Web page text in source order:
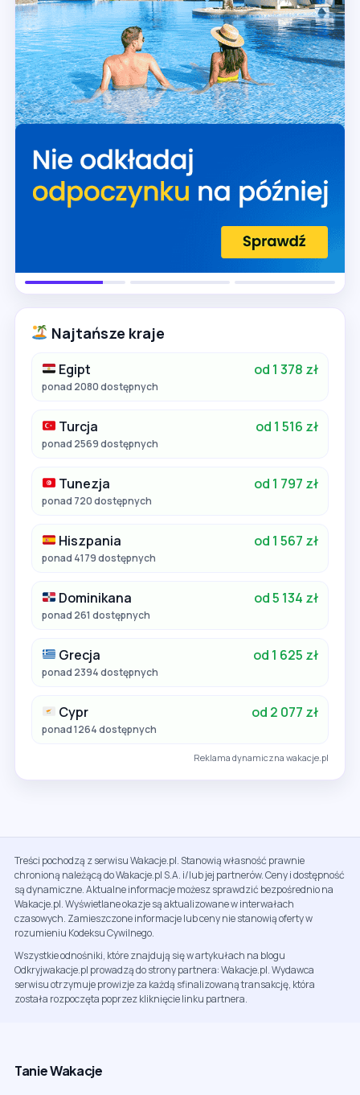
Najtańsze kraje
Egipt od 1 378 zł
ponad 2080 dostępnych
Turcja od 1 516 zł
ponad 2569 dostępnych
Tunezja od 1 797 zł
ponad 720 dostępnych
Hiszpania od 1 567 zł
ponad 4179 dostępnych
Dominikana od 5 134 zł
ponad 261 dostępnych
Grecja od 1 625 zł
ponad 2394 dostępnych
Cypr od 2 077 zł
ponad 1264 dostępnych
Reklama dynamiczna wakacje.pl
Treści pochodzą z serwisu Wakacje.pl. Stanowią własność prawnie
chronioną należącą do Wakacje.pl S.A. i/lub jej partnerów. Ceny i dostępność
są dynamiczne. Aktualne informacje możesz sprawdzić bezpośrednio na
Wakacje.pl. Wyświetlane okazje są aktualizowane w interwałach
czasowych. Zamieszczone informacje lub ceny nie stanowią oferty w
rozumieniu Kodeksu Cywilnego.
Wszystkie odnośniki, które znajdują się w artykułach na blogu
Odkryjwakacje.pl prowadzą do strony partnera: Wakacje.pl. Wydawca
serwisu otrzymuje prowizje za każdą sfinalizowaną transakcję, która
została rozpoczęta poprzez kliknięcie linku partnera.
Tanie Wakacje